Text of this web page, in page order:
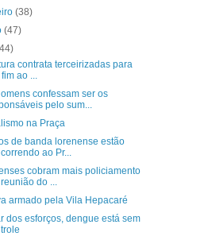
(38)
(47)
contrata terceirizadas para
ao ...
confessam ser os
pelo sum...
na Praça
de banda lorenense estão
ao Pr...
cobram mais policiamento
do ...
armado pela Vila Hepacaré
dos esforços, dengue está sem